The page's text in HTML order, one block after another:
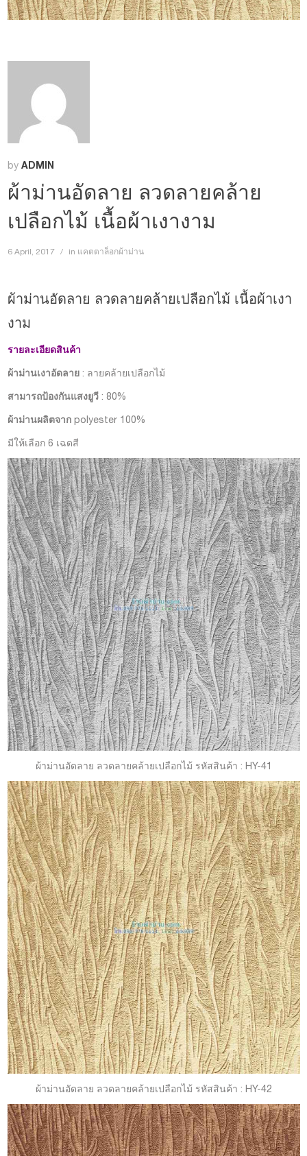
by ADMIN
ผ้าม่านอัดลาย ลวดลายคล้าย
เปลือกไม้ เนื้อผ้าเงางาม
6 April, 2017 in แคตตาล็อกผ้าม่าน
ผ้าม่านอัดลาย ลวดลายคล้ายเปลือกไม้ เนื้อผ้าเงา
งาม
รายละเอียดสินค้า
ผ้าม่านเงาอัดลาย : ลายคล้ายเปลือกไม้
สามารถป้องกันแสงยูวี : 80%
ผ้าม่านผลิตจาก polyester 100%
มีให้เลือก 6 เฉดสี
ผ้าม่านอัดลาย ลวดลายคล้ายเปลือกไม้ รหัสสินค้า : HY-41
ผ้าม่านอัดลาย ลวดลายคล้ายเปลือกไม้ รหัสสินค้า : HY-42